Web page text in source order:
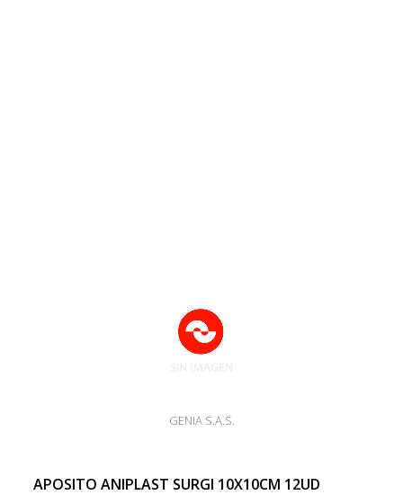
GENIA S.A.S.
APOSITO ANIPLAST SURGI 10X10CM 12UD